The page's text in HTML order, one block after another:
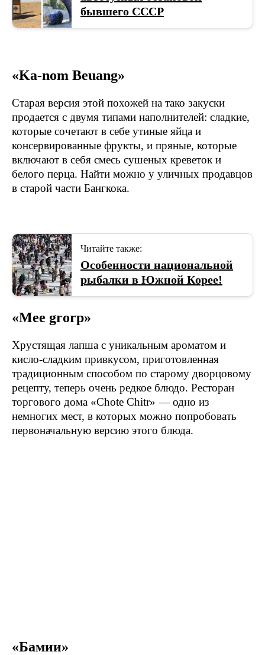
бывшего СССР
«Ka-nom Beuang»
Старая версия этой похожей на тако закуски
продается с двумя типами наполнителей: сладкие,
которые сочетают в себе утиные яйца и
консервированные фрукты, и пряные, которые
включают в себя смесь сушеных креветок и
белого перца. Найти можно у уличных продавцов
в старой части Бангкока.
Читайте также:
Особенности национальной
рыбалки в Южной Корее!
«Mee grorp»
Хрустящая лапша с уникальным ароматом и
кисло-сладким привкусом, приготовленная
традиционным способом по старому дворцовому
рецепту, теперь очень редкое блюдо. Ресторан
торгового дома «Chote Chitr» — одно из
немногих мест, в которых можно попробовать
первоначальную версию этого блюда.
«Бамии»